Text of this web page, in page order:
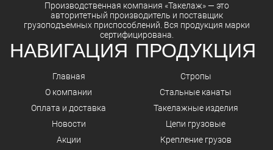
Производственная компания «Такелаж»— это
авторитетный производитель и поставщик
грузоподъемных приспособлений. Вся продукция марки
сертифицирована.
НАВИГАЦИЯ
Главная
О компании
Оплата и доставка
Новости
Акции
ПРОДУКЦИЯ
Стропы
Стальные канаты
Такелажные изделия
Цепи грузовые
Крепление грузов